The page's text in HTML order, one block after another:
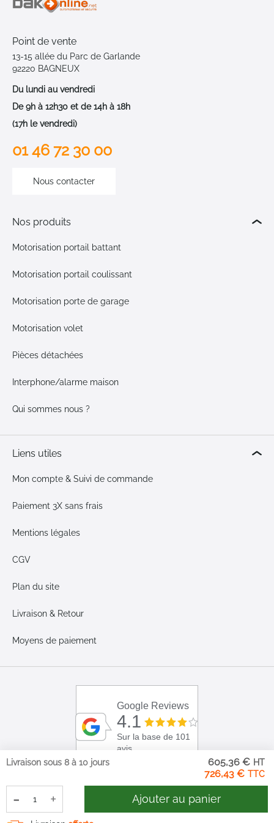
726,43 €
605,36 €
Livraison sous 8 à 10 jours
- + Ajouter au panier
Point de vente
13-15 allée du Parc de Garlande
92220 BAGNEUX
Du lundi au vendredi
De 9h à 12h30 et de 14h à 18h
(17h le vendredi)
01 46 72 30 00
Nous contacter
Nos produits
Motorisation portail battant
Motorisation portail coulissant
Motorisation porte de garage
Motorisation volet
Pièces détachées
Interphone/alarme maison
Qui sommes nous ?
Liens utiles
Mon compte & Suivi de commande
Paiement 3X sans frais
Mentions légales
CGV
Plan du site
Livraison & Retour
Moyens de paiement
Google Reviews
4.1
Sur la base de 101
avis